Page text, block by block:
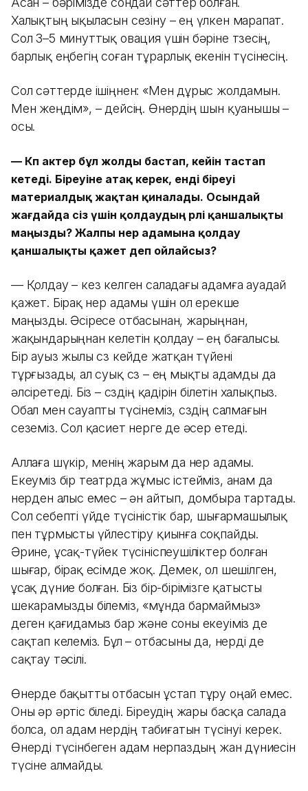
Халықтың ықыласын сезіну – ең үлкен марапат.
Сол 3–5 минуттық овация үшін бәріне төзесің,
барлық еңбегің соған тұрарлық екенін түсінесің.
Сол сәттерде ішіңнен: «Мен дұрыс жолдамын.
Мен жеңдім», – дейсің. Өнердің шын қуанышы –
осы.
— Көп актер бұл жолды бастап, кейін тастап
кетеді. Біреуіне атақ керек, енді біреуі
материалдық жақтан қиналады. Осындай
жағдайда сіз үшін қолдаудың рөлі қаншалықты
маңызды? Жалпы өнер адамына қолдау
қаншалықты қажет деп ойлайсыз?
— Қолдау – кез келген саладағы адамға ауадай
қажет. Бірақ өнер адамы үшін ол ерекше
маңызды. Әсіресе отбасынан, жарыңнан,
жақындарыңнан келетін қолдау – ең бағалысы.
Бір ауыз жылы сөз кейде жатқан түйені
тұрғызады, ал суық сөз – ең мықты адамды да
әлсіретеді. Біз – сөздің қадірін білетін халықпыз.
Обал мен сауапты түсінеміз, сөздің салмағын
сеземіз. Сол қасиет өнерге де әсер етеді.
Аллаға шүкір, менің жарым да өнер адамы.
Екеуміз бір театрда жұмыс істейміз, анам да
өнерден алыс емес – ән айтып, домбыра тартады.
Сол себепті үйде түсіністік бар, шығармашылық
пен тұрмысты үйлестіру қиынға соқпайды.
Әрине, ұсақ-түйек түсініспеушіліктер болған
шығар, бірақ есімде жоқ. Демек, ол шешілген,
ұсақ дүние болған. Біз бір-бірімізге қатысты
шекарамызды білеміз, «мұнда бармаймыз»
деген қағидамыз бар және соны екеуіміз де
сақтап келеміз. Бұл – отбасыны да, өнерді де
сақтау тәсілі.
Өнерде бақытты отбасын ұстап тұру оңай емес.
Оны әр әртіс біледі. Біреудің жары басқа салада
болса, ол адам өнердің табиғатын түсінуі керек.
Өнерді түсінбеген адам өнерпаздың жан дүниесін
түсіне алмайды.